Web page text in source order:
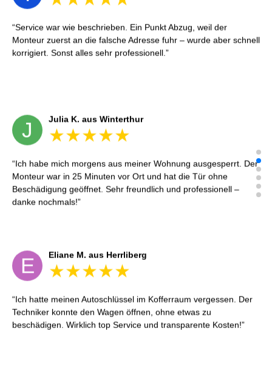
Service war wie beschrieben. Ein Punkt Abzug, weil der
Monteur zuerst an die falsche Adresse fuhr – wurde aber schnell
korrigiert. Sonst alles sehr professionell.
J Julia K. aus Winterthur
Ich habe mich morgens aus meiner Wohnung ausgesperrt. Der
Monteur war in 25 Minuten vor Ort und hat die Tür ohne
Beschädigung geöffnet. Sehr freundlich und professionell –
danke nochmals!
E Eliane M. aus Herrliberg
Ich hatte meinen Autoschlüssel im Kofferraum vergessen. Der
Techniker konnte den Wagen öffnen, ohne etwas zu
beschädigen. Wirklich top Service und transparente Kosten!